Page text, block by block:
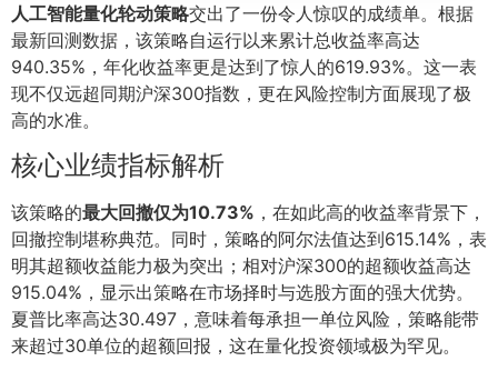
人工智能量化轮动策略交出了一份令人惊叹的成绩单。根据
最新回测数据，该策略自运行以来累计总收益率高达
940.35%，年化收益率更是达到了惊人的619.93%。这一表
现不仅远超同期沪深300指数，更在风险控制方面展现了极
高的水准。
核心业绩指标解析
该策略的最大回撤仅为10.73% ，在如此高的收益率背景下，
回撤控制堪称典范。同时，策略的阿尔法值达到615.14%，表
明其超额收益能力极为突出；相对沪深300的超额收益高达
915.04%，显示出策略在市场择时与选股方面的强大优势。
夏普比率高达30.497，意味着每承担一单位风险，策略能带
来超过30单位的超额回报，这在量化投资领域极为罕见。